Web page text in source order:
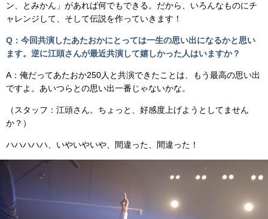
ン、とみかん」があれば何でもできる。だから、いろんなものにチ
ャレンジして、そして伝説を作っていきます！
Q：今回共演したあたおかにとっては一生の思い出になるかと思い
ます。逆に江頭さんが最近共演して嬉しかった人はいますか？
A：俺だってあたおか250人と共演できたことは、もう最高の思い出
ですよ。あいつらとの思い出一番じゃないかな。
（スタッフ：江頭さん。ちょっと、好感度上げようとしてません
か？）
ハハハハハ、いやいやいや、間違った、間違った！